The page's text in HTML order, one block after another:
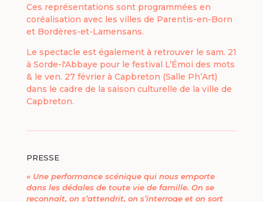
Ces représentations sont programmées en
coréalisation avec les villes de Parentis-en-Born
et Bordères-et-Lamensans.
Le spectacle est également à retrouver le sam. 21
à Sorde-l'Abbaye pour le festival L’Émoi des mots
& le ven. 27 février à Capbreton (Salle Ph’Art)
dans le cadre de la saison culturelle de la ville de
Capbreton.
PRESSE
« Une performance scénique qui nous emporte
dans les dédales de toute vie de famille. On se
reconnaît, on s’attendrit, on s’interroge et on sort